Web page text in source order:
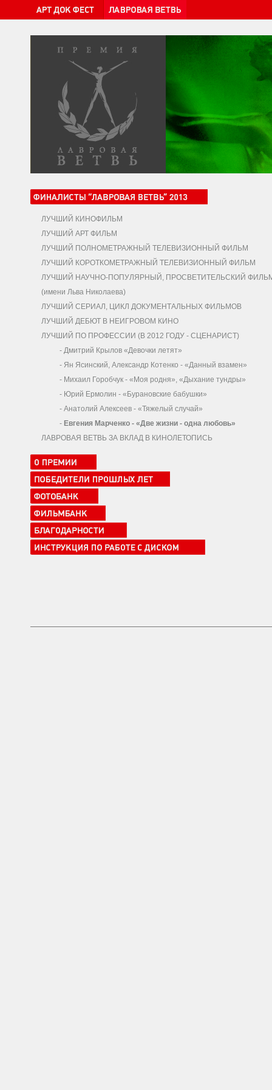
ЛУЧШИЙ КИНОФИЛЬМ
ЛУЧШИЙ АРТ ФИЛЬМ
ЛУЧШИЙ ПОЛНОМЕТРАЖНЫЙ ТЕЛЕВИЗИОННЫЙ ФИЛЬМ
ЛУЧШИЙ КОРОТКОМЕТРАЖНЫЙ ТЕЛЕВИЗИОННЫЙ ФИЛЬМ
ЛУЧШИЙ НАУЧНО-ПОПУЛЯРНЫЙ, ПРОСВЕТИТЕЛЬСКИЙ
(имени Льва Николаева)
ЛУЧШИЙ СЕРИАЛ, ЦИКЛ ДОКУМЕНТАЛЬНЫХ ФИЛЬМОВ
ЛУЧШИЙ ДЕБЮТ В НЕИГРОВОМ КИНО
ЛУЧШИЙ ПО ПРОФЕССИИ (В 2012 ГОДУ - СЦЕНАРИСТ)
- Дмитрий Крылов «Девочки летят»
- Ян Ясинский, Александр Котенко - «Данный взамен»
- Михаил Горобчук - «Моя родня», «Дыхание тундры»
- Юрий Ермолин - «Бурановские бабушки»
- Анатолий Алексеев - «Тяжелый случай»
- Евгения Марченко - «Две жизни - одна любовь»
ЛАВРОВАЯ ВЕТВЬ ЗА ВКЛАД В КИНОЛЕТОПИСЬ